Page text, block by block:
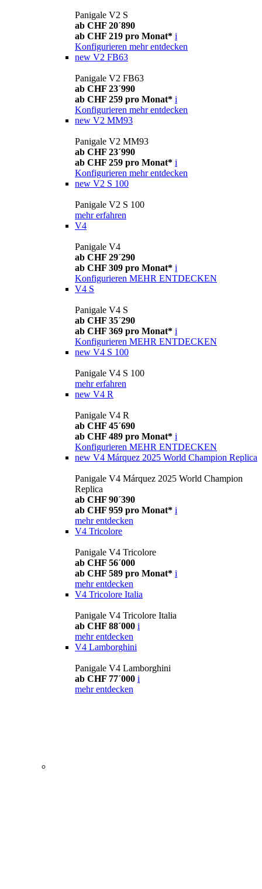
Panigale V2 S
ab CHF 20´890
ab CHF 219 pro Monat* i
Konfigurieren mehr entdecken
new V2 FB63
Panigale V2 FB63
ab CHF 23´990
ab CHF 259 pro Monat* i
Konfigurieren mehr entdecken
new V2 MM93
Panigale V2 MM93
ab CHF 23´990
ab CHF 259 pro Monat* i
Konfigurieren mehr entdecken
new V2 S 100
Panigale V2 S 100
mehr erfahren
V4
Panigale V4
ab CHF 29´290
ab CHF 309 pro Monat* i
Konfigurieren MEHR ENTDECKEN
V4 S
Panigale V4 S
ab CHF 35´290
ab CHF 369 pro Monat* i
Konfigurieren MEHR ENTDECKEN
new V4 S 100
Panigale V4 S 100
mehr erfahren
new V4 R
Panigale V4 R
ab CHF 45´690
ab CHF 489 pro Monat* i
Konfigurieren MEHR ENTDECKEN
new V4 Márquez 2025 World Champion Replica
Panigale V4 Márquez 2025 World Champion
Replica
ab CHF 90´390
ab CHF 959 pro Monat* i
mehr entdecken
V4 Tricolore
Panigale V4 Tricolore
ab CHF 56´000
ab CHF 589 pro Monat* i
mehr entdecken
V4 Tricolore Italia
Panigale V4 Tricolore Italia
ab CHF 88´000 i
mehr entdecken
V4 Lamborghini
Panigale V4 Lamborghini
ab CHF 77´000 i
mehr entdecken